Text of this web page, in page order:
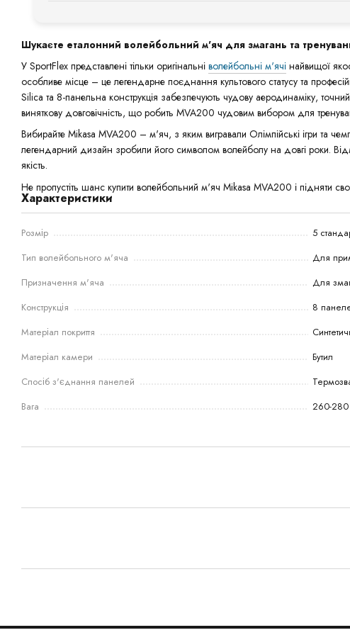
досі віддають перевагу MVA200 за його унікальну поведінку в
Шукаєте еталонний волейбольний м'яч для змагань та
У SportFlex представлені тільки оригінальні волейбольні м'ячі найвищої
особливе місце – це легендарне поєднання культового статусу та
Silica та 8-панельна конструкція забезпечують чудову аеродинаміку,
виняткову довговічність, що робить MVA200 чудовим вибором для
Вибирайте Mikasa MVA200 – м'яч, з яким вигравали Олімпійські ігри та
легендарний дизайн зробили його символом волейболу на довгі роки.
якість.
Не пропустіть шанс купити волейбольний м'яч Mikasa MVA200 і підняти
Характеристики
Розмір
5
Тип волейбольного м'яча
Для
Призначення м'яча
Для
Конструкція
8
Матеріал покриття
Матеріал камери
Бутил
Спосіб з'єднання панелей
Вага
260-280